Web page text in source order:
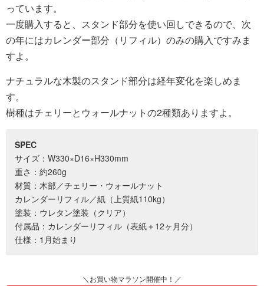
っています。
一度購入すると、スタンド部分を使い回しできるので、次
の年にはカレンダー部分（リフィル）のみの購入ですみま
すよ。
ナチュラルな木製のスタンド部分は経年変化を楽しめま
す。
樹種はチェリーとウォールナットの2種類ありますよ。
SPEC
サイズ：W330×D16×H330mm
重さ：約260g
材質：木部／チェリー・ウォールナット
カレンダーリフィル／紙（上質紙110kg）
塗装：ウレタン塗装（クリア）
付属品：カレンダーリフィル（表紙＋12ヶ月分）
仕様：1月始まり